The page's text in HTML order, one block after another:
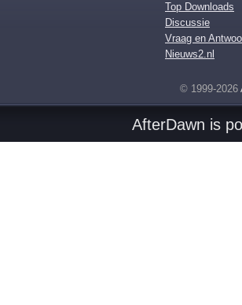
Top Downloads
Discussie
Vraag en
Nieuws2.nl
© 1999-2026
AfterDawn is